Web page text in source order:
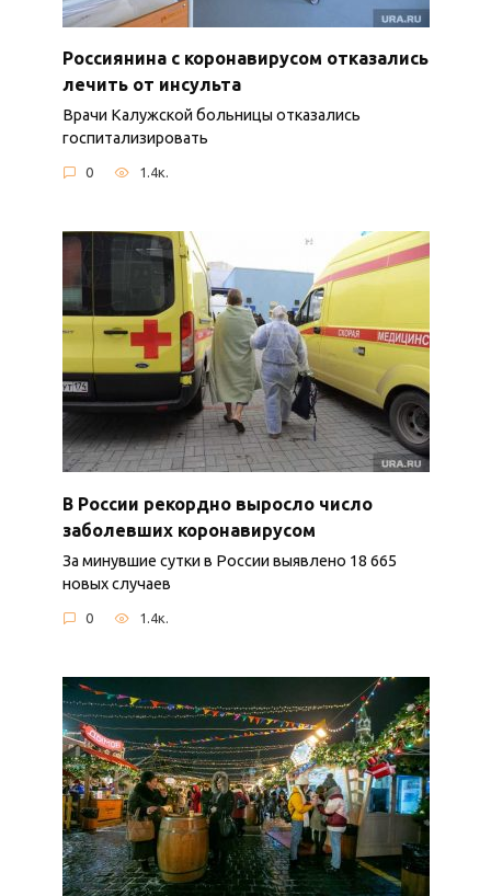
Россиянина с коронавирусом отказались
лечить от инсульта
Врачи Калужской больницы отказались
госпитализировать
0 1.4к.
В России рекордно выросло число
заболевших коронавирусом
За минувшие сутки в России выявлено 18 665
новых случаев
0 1.4к.